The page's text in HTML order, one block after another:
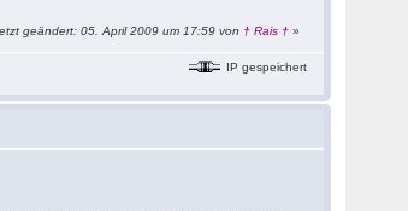
geändert: 05. April 2009 um 17:59 von † Rais † »
IP gespeichert